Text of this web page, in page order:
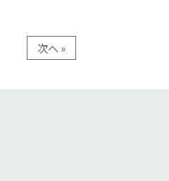
次へ »